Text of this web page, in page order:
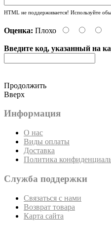
HTML не поддерживается! Используйте
Оценка: Плохо
Введите код, указанный на
Продолжить
Вверх
Информация
О нас
Виды оплаты
Доставка
Политика
Служба поддержки
Связаться с нами
Возврат товара
Карта сайта